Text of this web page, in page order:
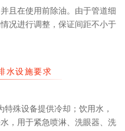
且在使用前除油。由于管道细
况进行调整，保证间距不小于
水设施要求
殊设备提供冷却；饮用水，
，用于紧急喷淋、洗眼器、洗